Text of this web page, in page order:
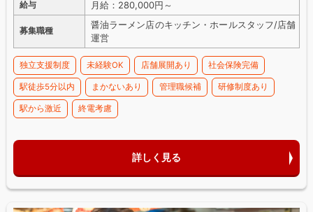
給与 月給：280,000円～
募集職種
醤油ラーメン店のキッチン・ホールスタッフ/店舗
運営
独立支援制度 未経験OK 店舗展開あり 社会保険完備
駅徒歩5分以内 まかないあり 管理職候補 研修制度あり
駅から激近 終電考慮
詳しく見る